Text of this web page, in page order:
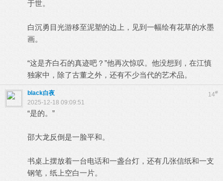
于世。
白沉勇目光游移至泥塑的边上，见到一幅绘有花草的水墨
画。
“这是齐白石的真迹吧？”他再次惊叹。他没想到，在江慎
独家中，除了古董之外，还有不少当代的艺术品。
14#
black白夜
2025-12-18 09:09:51
“是的。”
邵大龙反倒是一脸平和。
书桌上摆放着一台电话和一盏台灯，还有几张信纸和一支
钢笔，纸上空白一片。